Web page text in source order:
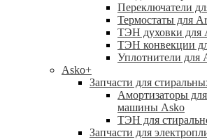
Переключатели
Термостаты для
ТЭН духовки для
ТЭН конвекции
Уплотнители для
Asko+
Запчасти для
Амортизаторы
машины Asko
ТЭН для
Запчасти для